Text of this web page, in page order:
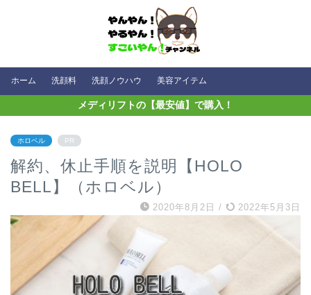
ホーム 洗顔料 洗顔ノウハウ 美容アイテム
メディリフトの【最安値】で購入！
ホロベル PR
解約、休止手順を説明【HOLO
BELL】（ホロベル）
2020年8月2日 / 2022年5月3日